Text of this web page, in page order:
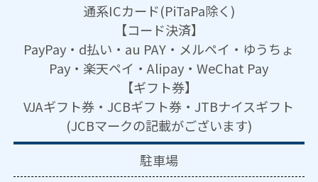
通系ICカード(PiTaPa除く)
【コード決済】
PayPay・d払い・au PAY・メルペイ・ゆうちょ
Pay・楽天ペイ・Alipay・WeChat Pay
【ギフト券】
VJAギフト券・JCBギフト券・JTBナイスギフト
(JCBマークの記載がございます)
駐車場